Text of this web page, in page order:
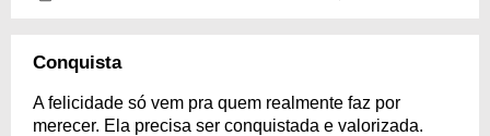
Conquista
A felicidade só vem pra quem realmente faz por
merecer. Ela precisa ser conquistada e valorizada.